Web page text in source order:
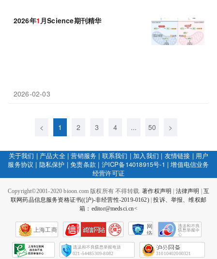
2026年1 月Science期刊精华
2026-02-03
< 1 2 3 4 ... 50 >
关于我们 | 产品大全|营销服务 | 联系我们 | 加入我们 | 友情链接 | 用户
服务协议 | 隐私保护 |免责条款 | 沪ICP备14018915号-1 |增值电信业务
经营许可证
Copyright©2001-2020 bioon.com 版权所有 不得转载.著作权声明 法律声明
互
联网药品信息服务资格证书((沪)-非经营性-2019-0162)|投诉、举报、维权邮
箱：editor@medsci.cn<
上海工商
网
络
会
征
021-54485309-8082 31010402000321